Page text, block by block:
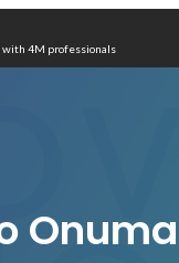
with 4M professionals
Onuma